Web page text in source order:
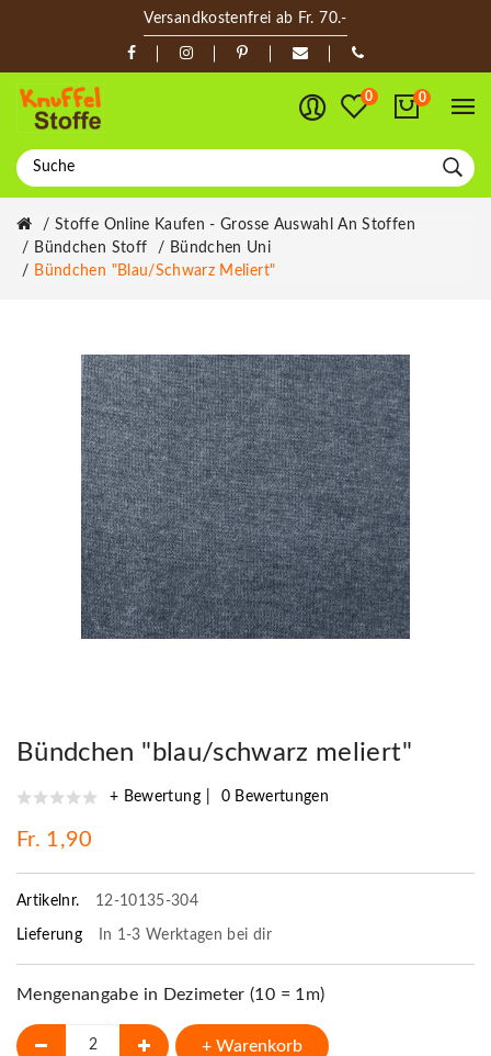
Versandkostenfrei ab Fr. 70.-
0 0
Stoffe Online Kaufen - Grosse Auswahl An Stoffen
Bündchen Stoff
Bündchen Uni
Bündchen "blau/schwarz Meliert"
Bündchen "blau/schwarz meliert"
+ Bewertung 0 Bewertungen
Fr. 1,90
Artikelnr. 12-10135-304
Lieferung In 1-3 Werktagen bei dir
Mengenangabe in Dezimeter (10 = 1m)
+ Warenkorb